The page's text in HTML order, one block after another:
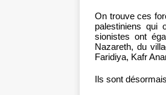
On trouve ces
palestiniens qui
sionistes ont
Nazareth, du
Faridiya, Kafr
Ils sont